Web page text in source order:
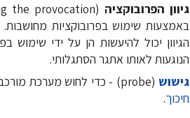
גיוון הפרובוקציה (modulating the provocation) - חלק ממנגנוני
באמצעות שימוש בפרובוקציות מחושבות.
הגיוון יכול להיעשות הן על ידי שימוש
הנוגעות לאותו אתגר הסתגלותי.
גישוש (probe) - כדי לחוש מערכת מורכבת ולהבין את הקירות הסמויים ו
חיכוך.